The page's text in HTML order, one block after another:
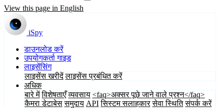
View this page in English
iSpy
डाउनलोड करें
उपयोगकर्ता गाइड
लाइसेंसिंग
लाइसेंस खरीदें लाइसेंस प्रबंधित करें
अधिक
बारे में विशेषताएँ व्यवसाय <faq>अक्सर पूछे जाने वाले प्रश्न</faq>
कैमरा डेटाबेस समुदाय API सिस्टम सलाहकार सेवा स्थिति संपर्क करें